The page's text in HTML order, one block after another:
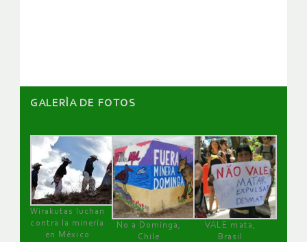
GALERÌA DE FOTOS
Wirakutas luchan
contra la minería
en México
No a Dominga,
Chile
VALE mata,
Brasil